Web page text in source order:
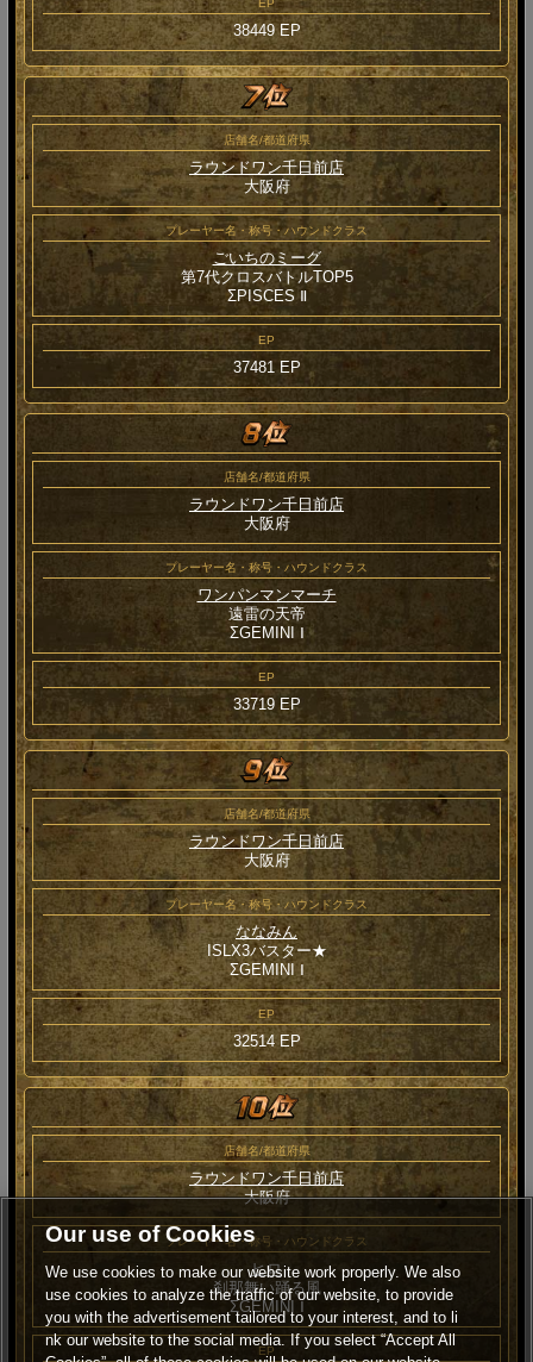
EP
38449 EP
店舗名/都道府県
ラウンドワン千日前店
大阪府
プレーヤー名・称号・ハウンドクラス
ごいちのミーグ
第7代クロスバトルTOP5
ΣPISCES Ⅱ
EP
37481 EP
店舗名/都道府県
ラウンドワン千日前店
大阪府
プレーヤー名・称号・ハウンドクラス
ワンパンマンマーチ
遠雷の天帝
ΣGEMINI Ⅰ
EP
33719 EP
店舗名/都道府県
ラウンドワン千日前店
大阪府
プレーヤー名・称号・ハウンドクラス
ななみん
ISLX3バスター★
ΣGEMINI Ⅰ
EP
32514 EP
店舗名/都道府県
ラウンドワン千日前店
大阪府
プレーヤー名・称号・ハウンドクラス
ヒロ
刹那舞い踊る風
ΣGEMINI Ⅰ
EP
Our use of Cookies
We use cookies to make our website work properly. We also
use cookies to analyze the traffic of our website, to provide
you with the advertisement tailored to your interest, and to li
nk our website to the social media. If you select “Accept All